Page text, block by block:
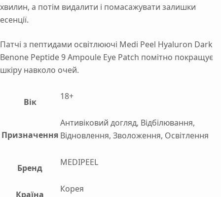
хвилин, а потім видалити і помасажувати залишки
есенції.
Патчі з пептидами освітлюючі Medi Peel Hyaluron Dark
Benone Peptide 9 Ampoule Eye Patch помітно покращує
шкіру навколо очей.
Вік
18+
Призначення
Антивіковий догляд, Відбілювання,
Відновлення, Зволоження, Освітлення
Бренд
MEDIPEEL
Країна
Корея